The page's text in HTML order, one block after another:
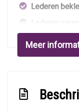
Lederen
Lederen
Stuur leder
Verstelbare
Meer